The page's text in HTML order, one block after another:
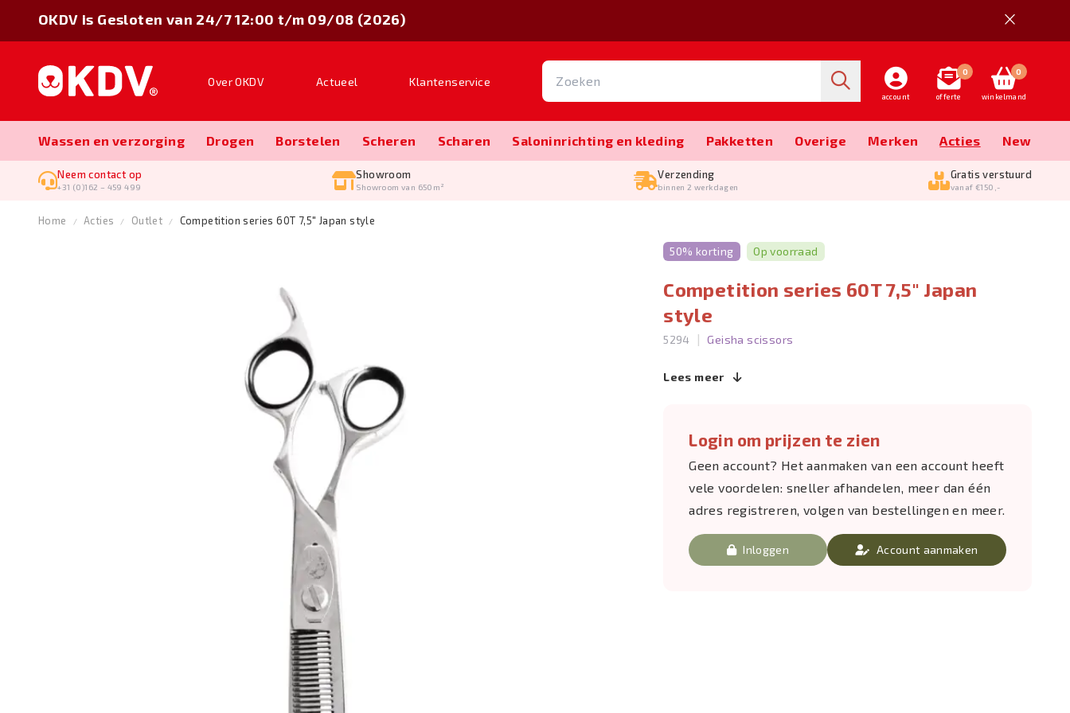
Over OKDV Actueel Klantenservice
account
0
offerte
0
winkelmand
Wassen en verzorging Drogen Borstelen Scheren Scharen Salon­inrichting en kleding Pakketten Overige Merken Acties New
Neem contact op
+31 (0)162 – 459 499
Showroom
Showroom van 650m²
Verzending
binnen 2 werkdagen
Gratis verstuurd
vanaf €150,-
OKDV is Gesloten van 24/7 12:00 t/m 09/08 (2026)
Home Acties Outlet Competition series 60T 7,5" Japan style
50% korting Op voorraad
Competition series 60T 7,5" Japan
style
5294 | Geisha scissors
Lees meer
Login om prijzen te zien
Geen account? Het aanmaken van een account heeft
vele voordelen: sneller afhandelen, meer dan één
adres registreren, volgen van bestellingen en meer.
Inloggen Account aanmaken